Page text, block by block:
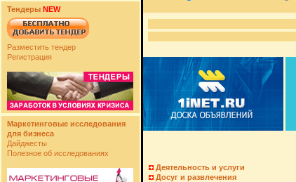
Тендеры NEW
Разместить тендер
Регистрация
Маркетинговые исследования
для бизнеса
Дайджесты
Полезное об исследованиях
Деятельность и услуги
Досуг и развлечения